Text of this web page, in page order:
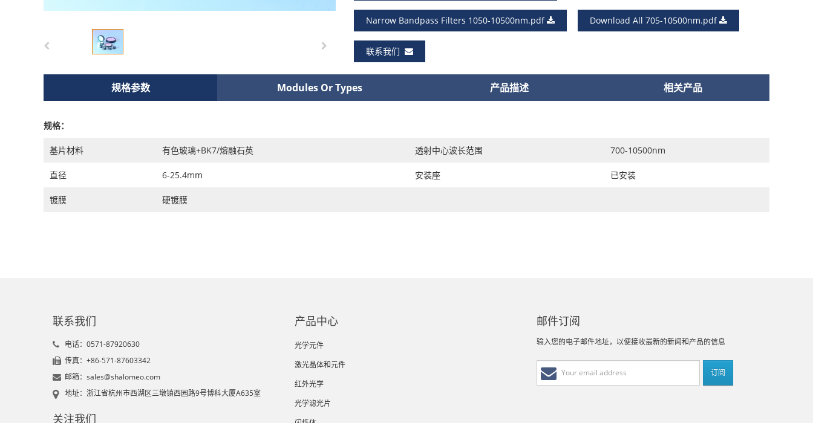
Narrow Bandpass Filters 1050-10500nm.pdf Download All 705-10500nm.pdf
联系我们
规格参数 Modules Or Types 产品描述 相关产品
规格：
基片材料 有色玻璃+BK7/熔融石英 透射中心波长范围 700-10500nm
直径 6-25.4mm 安装座 已安装
镀膜 硬镀膜
联系我们
电话：0571-87920630
传真：+86-571-87603342
邮箱：sales@shalomeo.com
地址：浙江省杭州市西湖区三墩镇西园路9号博科大厦A635室
关注我们
产品中心
光学元件
激光晶体和元件
红外光学
光学滤光片
邮件订阅
输入您的电子邮件地址，以便接收最新的新闻和产品的信息